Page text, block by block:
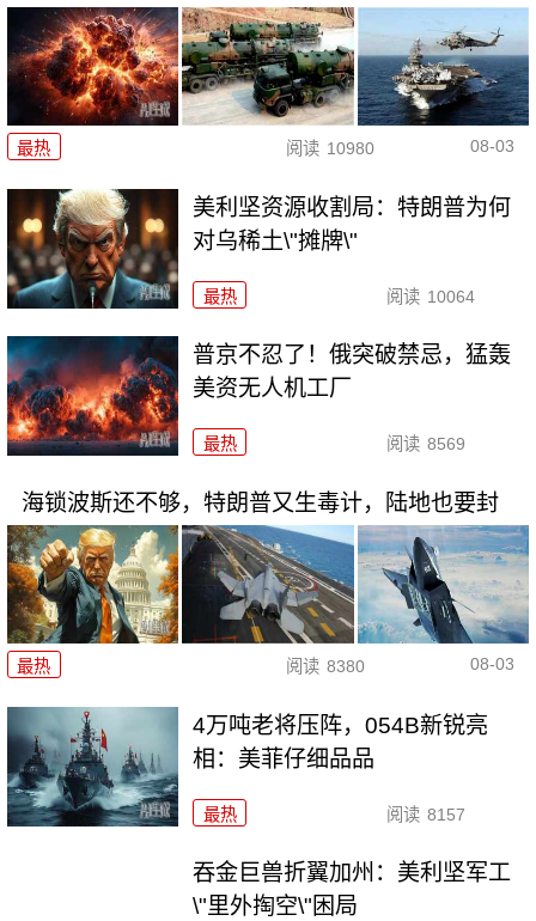
最热 阅读 10980 08-03
美利坚资源收割局：特朗普为何
对乌稀土\"摊牌\"
最热 阅读 10064
普京不忍了！俄突破禁忌，猛轰
美资无人机工厂
最热 阅读 8569
海锁波斯还不够，特朗普又生毒计，陆地也要封
最热 阅读 8380 08-03
4万吨老将压阵，054B新锐亮
相：美菲仔细品品
最热 阅读 8157
吞金巨兽折翼加州：美利坚军工
\"里外掏空\"困局